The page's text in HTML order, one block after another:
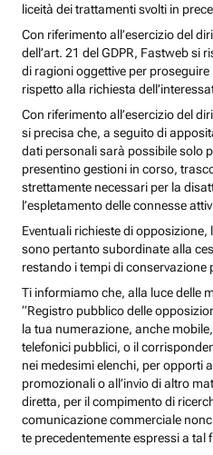
liceità dei trattamenti svolti in
Con riferimento all’esercizio del
dell’art. 21 del GDPR, Fastweb si
di ragioni oggettive per
rispetto alla richiesta
Con riferimento all’esercizio del
si precisa che, a seguito di
dati personali sarà possibile solo
presentino gestioni in corso,
strettamente necessari per la
l’espletamento delle connesse
Eventuali richieste di
sono pertanto subordinate alla
restando i tempi di conservazione
Ti informiamo che, alla luce delle
“Registro pubblico delle
la tua numerazione, anche
telefonici pubblici, o il
nei medesimi elenchi, per opporti
promozionali o all’invio di altro
diretta, per il compimento di
comunicazione commerciale
te precedentemente espressi a tal